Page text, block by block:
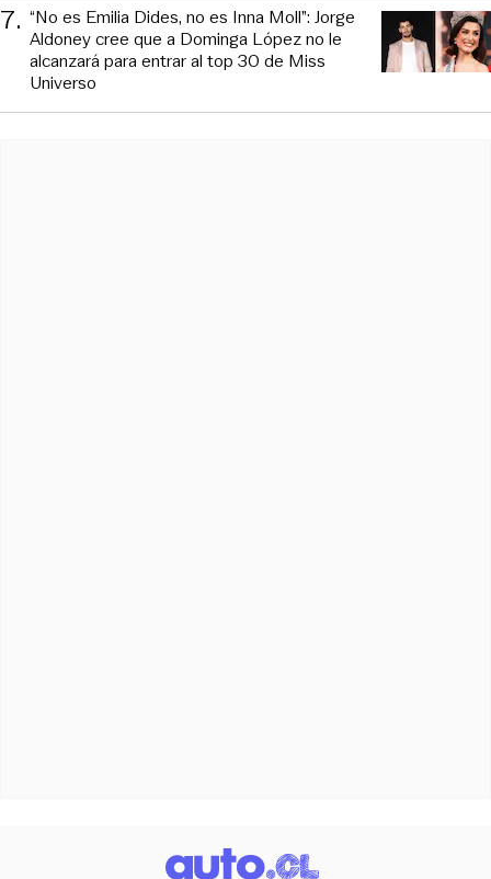
7. “No es Emilia Dides, no es Inna Moll”: Jorge
Aldoney cree que a Dominga López no le
alcanzará para entrar al top 30 de Miss
Universo